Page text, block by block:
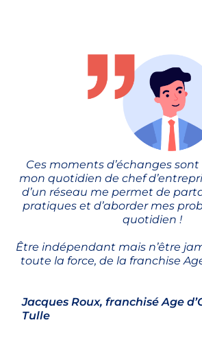
Ces moments d’échanges
mon quotidien de chef
d’un réseau me permet de
pratiques et d’aborder mes
quotidien !
Être indépendant mais n’être
toute la force, de la franchise
Jacques Roux,franchisé Age
Tulle